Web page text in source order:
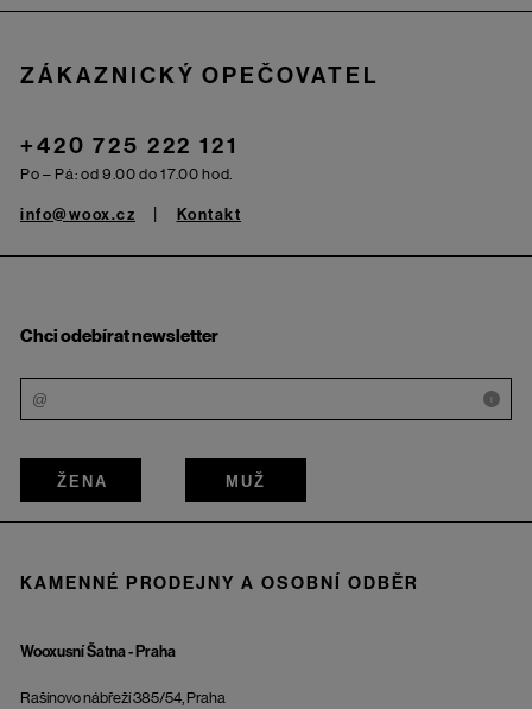
ZÁKAZNICKÝ OPEČOVATEL
+420 725 222 121
Po – Pá: od 9.00 do 17.00 hod.
info@woox.cz Kontakt
Chci odebírat newsletter
i
ŽENA MUŽ
KAMENNÉ PRODEJNY A OSOBNÍ ODBĚR
Wooxusní Šatna - Praha
Rašínovo nábřeží 385/54, Praha